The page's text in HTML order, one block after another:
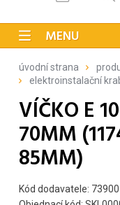
MENU
úvodní strana
elektroinstalační
VÍČKO E
70MM
85MM)
Kód dodavatele: